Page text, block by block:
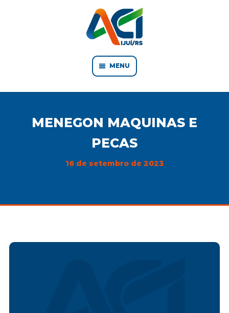
MENU
MENEGON MAQUINAS E
PECAS
16 de setembro de 2023